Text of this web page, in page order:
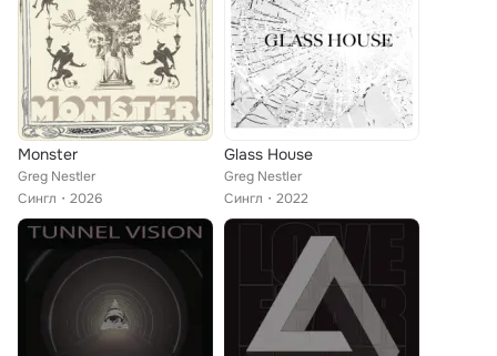
Monster
Greg Nestler
Сингл
2026
Glass House
Greg Nestler
Сингл
2022